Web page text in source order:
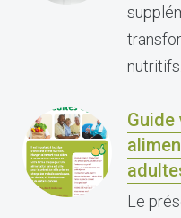
nutritifs.
Guide
Le